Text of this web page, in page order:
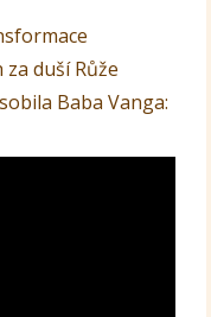
duší Růže
Baba Vanga: